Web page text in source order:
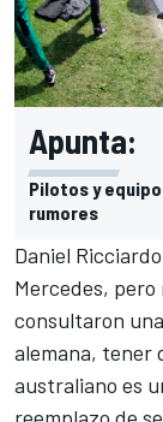
Apunta:
Pilotos y
rumores
Daniel
Mercedes,
consultaron
alemana, tener
australiano es
reemplazo de